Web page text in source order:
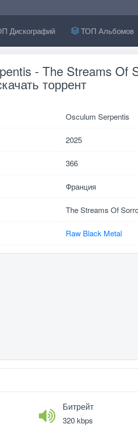
Дискографий ТОП Альбомов
- The Streams Of
торрент
Osculum Serpentis
2025
366
Франция
The Streams Of
Raw Black Metal
Битрейт
320 kbps